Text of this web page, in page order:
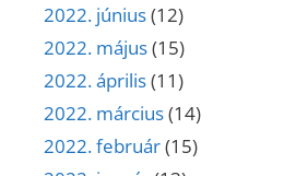
2022. június(12)
2022. május(15)
2022. április(11)
2022. március(14)
2022. február(15)